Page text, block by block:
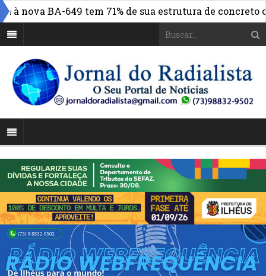
BA-649 tem 71% de sua estrutura de concreto